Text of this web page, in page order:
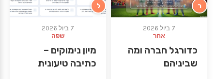
ר
7 ביול 2026
אחר
כדורגל חברה ומה
שביניהם
ל
7 ביול 2026
שפה
מיון נימוקים –
כתיבה טיעונית